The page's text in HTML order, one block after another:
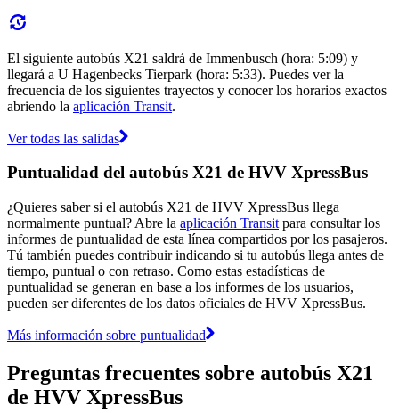
El siguiente autobús X21 saldrá de Immenbusch (hora: 5:09) y
llegará a U Hagenbecks Tierpark (hora: 5:33). Puedes ver la
frecuencia de los siguientes trayectos y conocer los horarios exactos
abriendo la aplicación Transit.
Ver todas las salidas
Puntualidad del autobús X21 de HVV XpressBus
¿Quieres saber si el autobús X21 de HVV XpressBus llega
normalmente puntual? Abre la aplicación Transit para consultar los
informes de puntualidad de esta línea compartidos por los pasajeros.
Tú también puedes contribuir indicando si tu autobús llega antes de
tiempo, puntual o con retraso. Como estas estadísticas de
puntualidad se generan en base a los informes de los usuarios,
pueden ser diferentes de los datos oficiales de HVV XpressBus.
Más información sobre puntualidad
Preguntas frecuentes sobre autobús X21
de HVV XpressBus